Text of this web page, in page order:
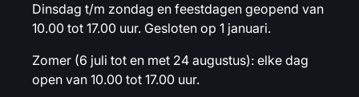
Dinsdag t/m zondag en feestdagen geopend van
10.00 tot 17.00 uur. Gesloten op 1 januari.
Zomer (6 juli tot en met 24 augustus): elke dag
open van 10.00 tot 17.00 uur.